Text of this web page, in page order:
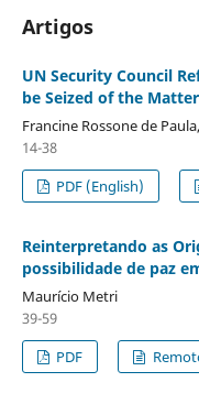
Artigos
UN Security Council
be Seized of the Matter
Francine Rossone de
14-38
PDF (English)
Reinterpretando as
possibilidade de paz
Maurício Metri
39-59
PDF